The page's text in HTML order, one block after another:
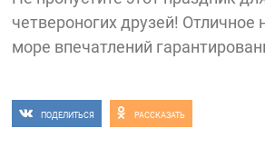
четвероногих друзей! Отличное
море впечатлений
ПОДЕЛИТЬСЯ РАССКАЗАТЬ